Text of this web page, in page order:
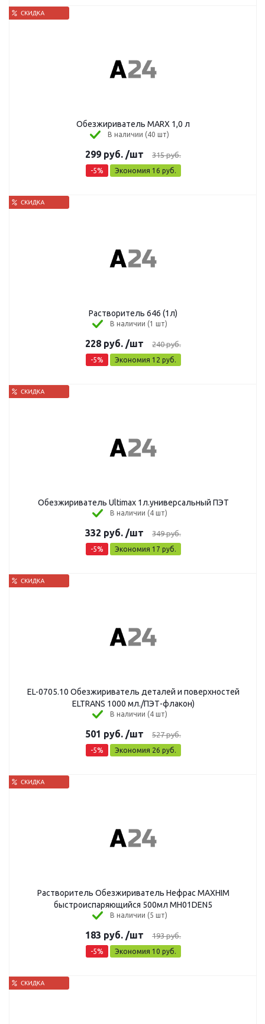
Обезжириватель MARX 1,0 л
В наличии (40 шт)
299 руб. /шт 315руб.
-5% Экономия 16 руб.
Растворитель 646 (1л)
В наличии (1 шт)
228 руб. /шт 240руб.
-5% Экономия 12 руб.
Обезжириватель Ultimax 1л.универсальный ПЭТ
В наличии (4 шт)
332 руб. /шт 349руб.
-5% Экономия 17 руб.
EL-0705.10 Обезжириватель деталей и поверхностей
ELTRANS 1000 мл./ПЭТ-флакон)
В наличии (4 шт)
501 руб. /шт 527руб.
-5% Экономия 26 руб.
Растворитель Обезжириватель Нефрас MAXHIM
быстроиспаряющийся 500мл MH01DEN5
В наличии (5 шт)
183 руб. /шт 193руб.
-5% Экономия 10 руб.